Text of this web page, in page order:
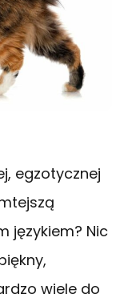
egzotycznej
językiem? Nic
wiele do